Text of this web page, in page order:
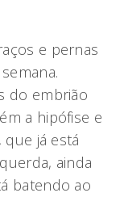
e pernas
do embrião
a hipófise e
já está
ainda
batendo ao